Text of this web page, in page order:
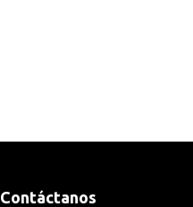
Contáctanos